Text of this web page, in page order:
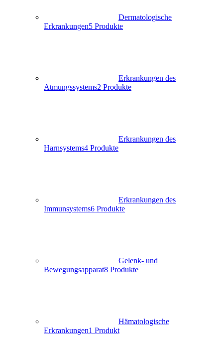
Dermatologische
Erkrankungen5 Produkte
Erkrankungen des
Atmungssystems2 Produkte
Erkrankungen des
Harnsystems4 Produkte
Erkrankungen des
Immunsystems6 Produkte
Gelenk- und
Bewegungsapparat8 Produkte
Hämatologische
Erkrankungen1 Produkt